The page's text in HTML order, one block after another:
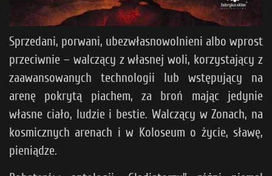
Sprzedani, porwani, ubezwłasnowolnieni albo wprost
przeciwnie – walczący z własnej woli, korzystający z
zaawansowanych technologii lub wstępujący na
arenę pokrytą piachem, za broń mając jedynie
własne ciało, ludzie i bestie. Walczący w Zonach, na
kosmicznych arenach i w Koloseum o życie, sławę,
pieniądze.